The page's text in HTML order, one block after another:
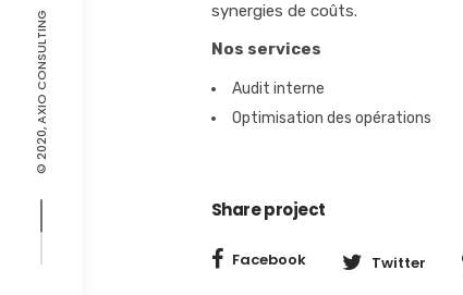
© 2020, AXIO CONSULTING
synergies de coûts.
Nos services
Audit interne
Optimisation des opérations
Share project
Facebook Twitter